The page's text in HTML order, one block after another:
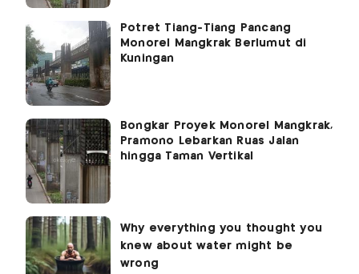
Potret Tiang-Tiang Pancang
Monorel Mangkrak Berlumut di
Kuningan
Bongkar Proyek Monorel Mangkrak,
Pramono Lebarkan Ruas Jalan
hingga Taman Vertikal